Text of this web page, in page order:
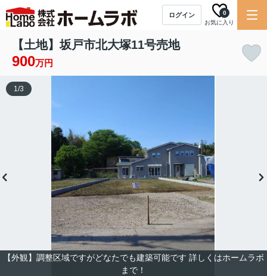
ログイン
お気に入り
0
【土地】坂戸市北大塚11号売地
900万円
【外観】調整区域ですがどなたでも建築可能です 詳しくはホームラボ
まで！
1/3